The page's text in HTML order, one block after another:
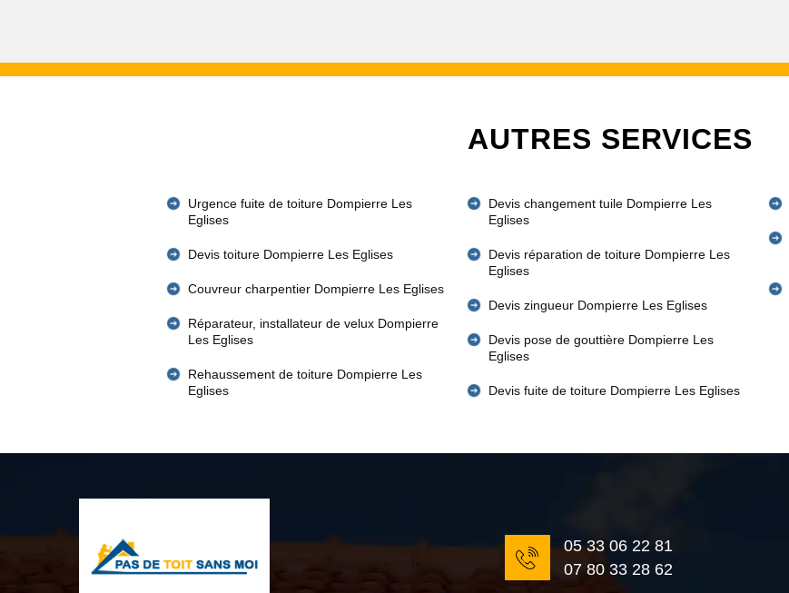
AUTRES SERVICES
Urgence fuite de toiture Dompierre Les
Eglises
Devis toiture Dompierre Les Eglises
Couvreur charpentier Dompierre Les Eglises
Réparateur, installateur de velux Dompierre
Les Eglises
Rehaussement de toiture Dompierre Les
Eglises
Devis changement tuile Dompierre Les
Eglises
Devis réparation de toiture Dompierre Les
Eglises
Devis zingueur Dompierre Les Eglises
Devis pose de gouttière Dompierre Les
Eglises
Devis fuite de toiture Dompierre Les Eglises
05 33 06 22 81
07 80 33 28 62